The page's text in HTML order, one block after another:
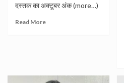
दस्तक का अक्टूबर अंक (more…)
Read More